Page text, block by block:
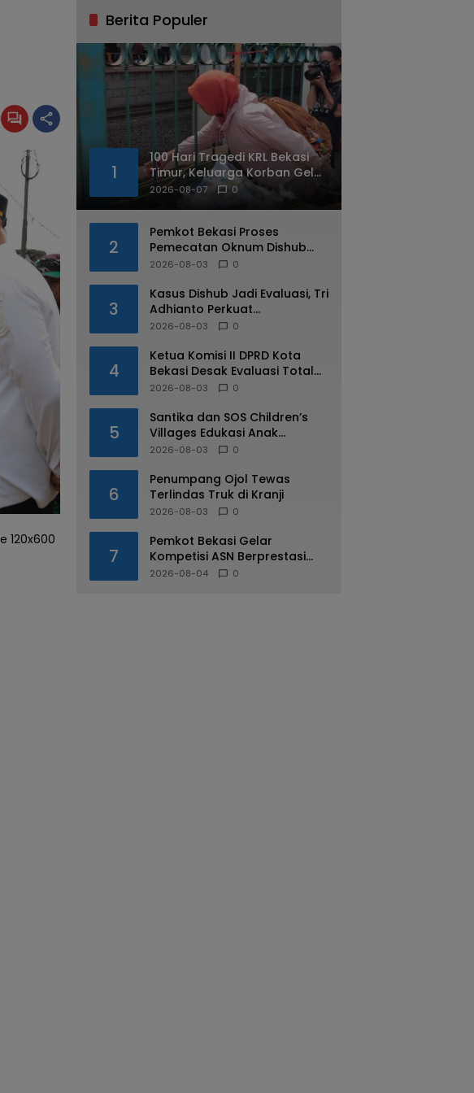
Berita Populer
1
100 Hari Tragedi KRL Bekasi
Timur, Keluarga Korban Gelar
Doa Bersama dan Tabur
2026-08-07 0
2
Pemkot Bekasi Proses
Pemecatan Oknum Dishub
Yang Diduga Lakukan Pungli
2026-08-03 0
3
Kasus Dishub Jadi Evaluasi, Tri
Adhianto Perkuat
Pengawasan Aparatur
2026-08-03 0
4
Ketua Komisi II DPRD Kota
Bekasi Desak Evaluasi Total
Usai Dugaan Pungli Oknum
2026-08-03 0
5
Santika dan SOS Children’s
Villages Edukasi Anak
Mengenal Industri Perhotelan
2026-08-03 0
6
Penumpang Ojol Tewas
Terlindas Truk di Kranji
2026-08-03 0
7
Pemkot Bekasi Gelar
Kompetisi ASN Berprestasi
pada HUT RI ke-81
2026-08-04 0